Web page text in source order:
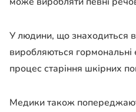
У людини, що знаходиться
виробляються гормональні
процес старіння шкірних
Медики також